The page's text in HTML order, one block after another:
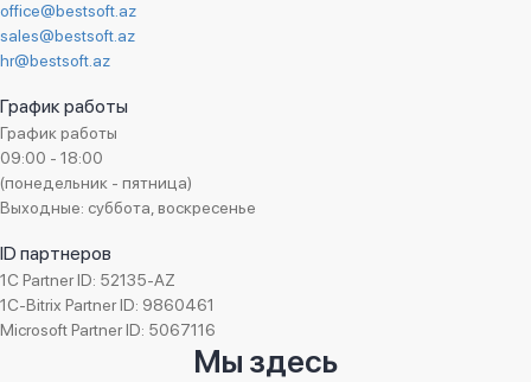
office@bestsoft.az
sales@bestsoft.az
hr@bestsoft.az
График работы
График работы
09:00 - 18:00
(понедельник - пятница)
Выходные: суббота, воскресенье
ID партнеров
1C Partner ID: 52135-AZ
1C-Bitrix Partner ID: 9860461
Microsoft Partner ID: 5067116
Мы здесь